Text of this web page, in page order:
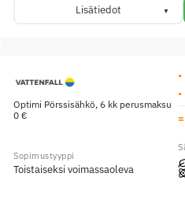
Lisätiedot
Optimi Pörssisähkö, 6 kk perusmaksu
0 €
Toistaiseksi voimassaoleva